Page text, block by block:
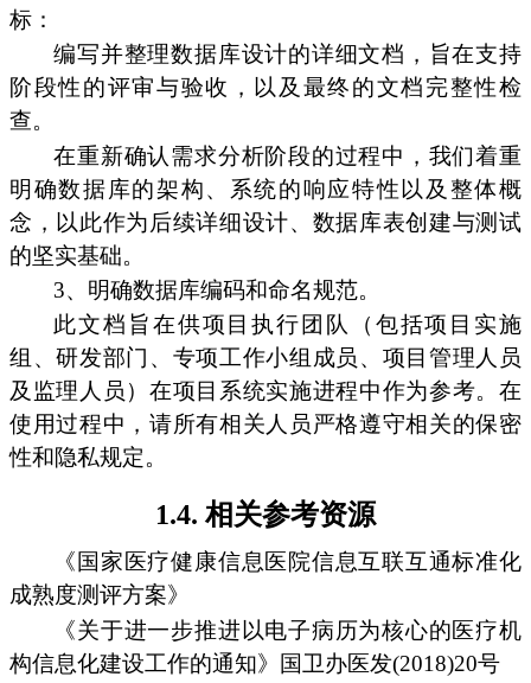
标：
编写并整理数据库设计的详细文档，旨在支持
阶段性的评审与验收，以及最终的文档完整性检
查。
在重新确认需求分析阶段的过程中，我们着重
明确数据库的架构、系统的响应特性以及整体概
念，以此作为后续详细设计、数据库表创建与测试
的坚实基础。
3、明确数据库编码和命名规范。
此文档旨在供项目执行团队（包括项目实施
组、研发部门、专项工作小组成员、项目管理人员
及监理人员）在项目系统实施进程中作为参考。在
使用过程中，请所有相关人员严格遵守相关的保密
性和隐私规定。
1.4. 相关参考资源
《国家医疗健康信息医院信息互联互通标准化
成熟度测评方案》
《关于进一步推进以电子病历为核心的医疗机
构信息化建设工作的通知》国卫办医发(2018)20号